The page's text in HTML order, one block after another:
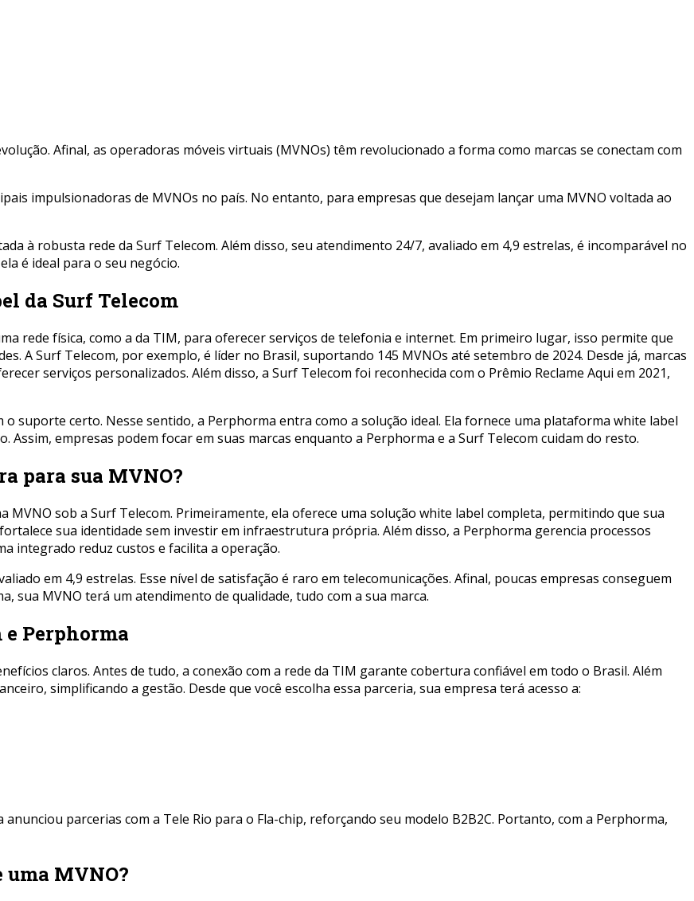
Afinal, as operadoras móveis virtuais (MVNOs) têm revolucionado a forma como marcas se conectam com
impulsionadoras de MVNOs no país. No entanto, para empresas que desejam lançar uma MVNO voltada ao
à robusta rede da Surf Telecom. Além disso, seu atendimento 24/7, avaliado em 4,9 estrelas, é incomparável no
é ideal para o seu negócio.
da Surf Telecom
rede física, como a da TIM, para oferecer serviços de telefonia e internet. Em primeiro lugar, isso permite que
A Surf Telecom, por exemplo, é líder no Brasil, suportando 145 MVNOs até setembro de 2024. Desde já, marcas
serviços personalizados. Além disso, a Surf Telecom foi reconhecida com o Prêmio Reclame Aqui em 2021,
suporte certo. Nesse sentido, a Perphorma entra como a solução ideal. Ela fornece uma plataforma white label
empresas podem focar em suas marcas enquanto a Perphorma e a Surf Telecom cuidam do resto.
para sua MVNO?
MVNO sob a Surf Telecom. Primeiramente, ela oferece uma solução white label completa, permitindo que sua
sua identidade sem investir em infraestrutura própria. Além disso, a Perphorma gerencia processos
integrado reduz custos e facilita a operação.
em 4,9 estrelas. Esse nível de satisfação é raro em telecomunicações. Afinal, poucas empresas conseguem
sua MVNO terá um atendimento de qualidade, tudo com a sua marca.
e Perphorma
claros. Antes de tudo, a conexão com a rede da TIM garante cobertura confiável em todo o Brasil. Além
simplificando a gestão. Desde que você escolha essa parceria, sua empresa terá acesso a:
parcerias com a Tele Rio para o Fla-chip, reforçando seu modelo B2B2C. Portanto, com a Perphorma,
MVNO?